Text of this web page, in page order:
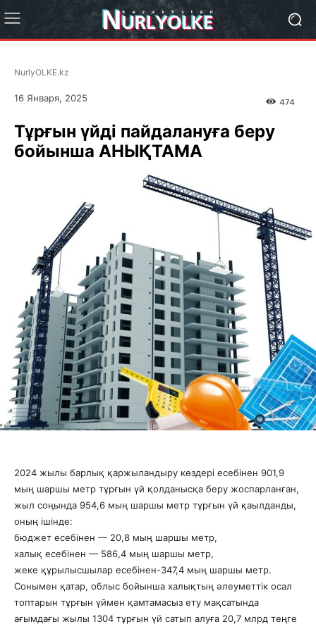
NurlyOLKE.kz
16 Января, 2025 474
Тұрғын үйді пайдалануға беру
бойынша АНЫҚТАМА
2024 жылы барлық қаржыландыру көздері есебінен 901,9
мың шаршы метр тұрғын үй қолданысқа беру жоспарланған,
жыл соңында 954,6 мың шаршы метр тұрғын үй қаылданды,
оның ішінде:
бюджет есебінен — 20,8 мың шаршы метр,
халық есебінен — 586,4 мың шаршы метр,
жеке құрылысшылар есебінен-347,4 мың шаршы метр.
Сонымен қатар, облыс бойынша халықтың әлеуметтік осал
топтарын тұрғын үймен қамтамасыз ету мақсатында
ағымдағы жылы 1304 тұрғын үй сатып алуға 20,7 млрд теңге